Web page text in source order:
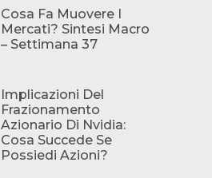
Cosa Fa Muovere I
Mercati? Sintesi Macro
– Settimana 37
Implicazioni Del
Frazionamento
Azionario Di Nvidia:
Cosa Succede Se
Possiedi Azioni?